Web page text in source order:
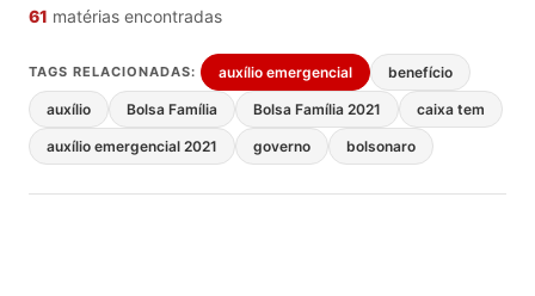
61 matérias encontradas
TAGS RELACIONADAS: auxílio emergencial benefício
auxílio Bolsa Família Bolsa Família 2021 caixa tem
auxílio emergencial 2021 governo bolsonaro